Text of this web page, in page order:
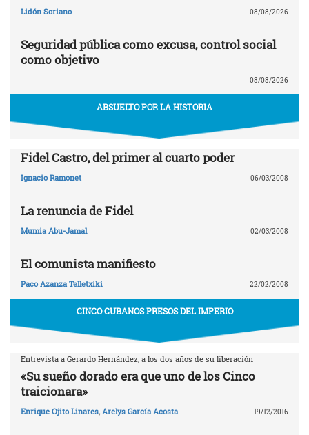
Lidón Soriano 08/08/2026
Seguridad pública como excusa, control social
como objetivo
08/08/2026
ABSUELTO POR LA HISTORIA
Fidel Castro, del primer al cuarto poder
Ignacio Ramonet 06/03/2008
La renuncia de Fidel
Mumia Abu-Jamal 02/03/2008
El comunista manifiesto
Paco Azanza Telletxiki 22/02/2008
CINCO CUBANOS PRESOS DEL IMPERIO
Entrevista a Gerardo Hernández, a los dos años de su liberación
«Su sueño dorado era que uno de los Cinco
traicionara»
Enrique Ojito Linares, Arelys García Acosta 19/12/2016